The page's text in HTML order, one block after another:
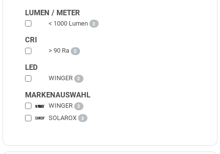
LUMEN / METER
< 1000 Lumen 3
CRI
> 90 Ra 2
LED
WINGER 2
MARKENAUSWAHL
WINGER 3
SOLAROX 3